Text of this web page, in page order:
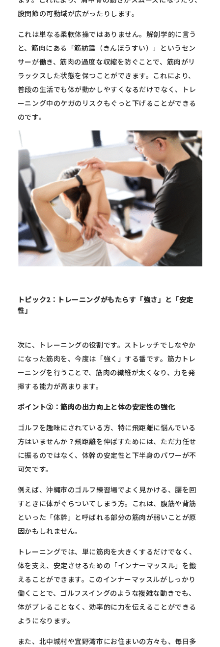
股関節の可動域が広がったりします。
これは単なる柔軟体操ではありません。解剖学的に言う
と、筋肉にある「筋紡錘（きんぼうすい）」というセン
サーが働き、筋肉の過度な収縮を防ぐことで、筋肉がリ
ラックスした状態を保つことができます。これにより、
普段の生活でも体が動かしやすくなるだけでなく、トレ
ーニング中のケガのリスクもぐっと下げることができる
のです。
トピック2：トレーニングがもたらす「強さ」と「安定
性」
次に、トレーニングの役割です。ストレッチでしなやか
になった筋肉を、今度は「強く」する番です。筋力トレ
ーニングを行うことで、筋肉の繊維が太くなり、力を発
揮する能力が高まります。
ポイント②：筋肉の出力向上と体の安定性の強化
ゴルフを趣味にされている方、特に飛距離に悩んでいる
方はいませんか？飛距離を伸ばすためには、ただ力任せ
に振るのではなく、体幹の安定性と下半身のパワーが不
可欠です。
例えば、沖縄市のゴルフ練習場でよく見かける、腰を回
すときに体がぐらついてしまう方。これは、腹筋や背筋
といった「体幹」と呼ばれる部分の筋肉が弱いことが原
因かもしれません。
トレーニングでは、単に筋肉を大きくするだけでなく、
体を支え、安定させるための「インナーマッスル」を鍛
えることができます。このインナーマッスルがしっかり
働くことで、ゴルフスイングのような複雑な動きでも、
体がブレることなく、効率的に力を伝えることができる
ようになります。
また、北中城村や宜野湾市にお住まいの方々も、毎日多